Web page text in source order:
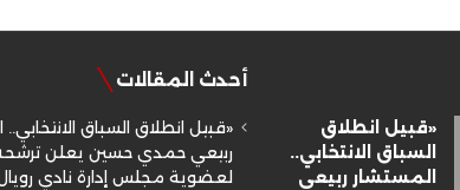
«قبيل انطلاق
السباق الانتخابي..
المستشار ربيعي
أحدث المقالات
«قبيل انطلاق السباق الانتخابي..
ربيعي حمدي حسين يعلن
لعضوية مجلس إدارة نادي